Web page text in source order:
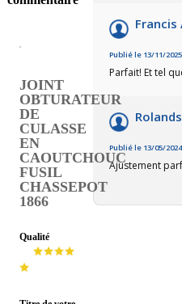
Francis
Publié le 13/11/
Parfait! Et tel
Publié le 13/05/
Ajustement
JOINT
OBTURATEUR
DE
CULASSE
EN
CAOUTCHOUC
FUSIL
CHASSEPOT
1866
Qualité